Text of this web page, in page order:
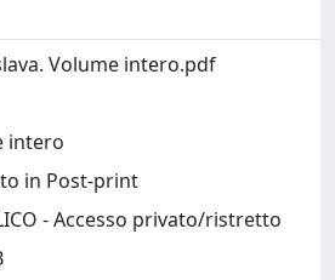
Volume intero.pdf
intero
in Post-print
- Accesso privato/ristretto